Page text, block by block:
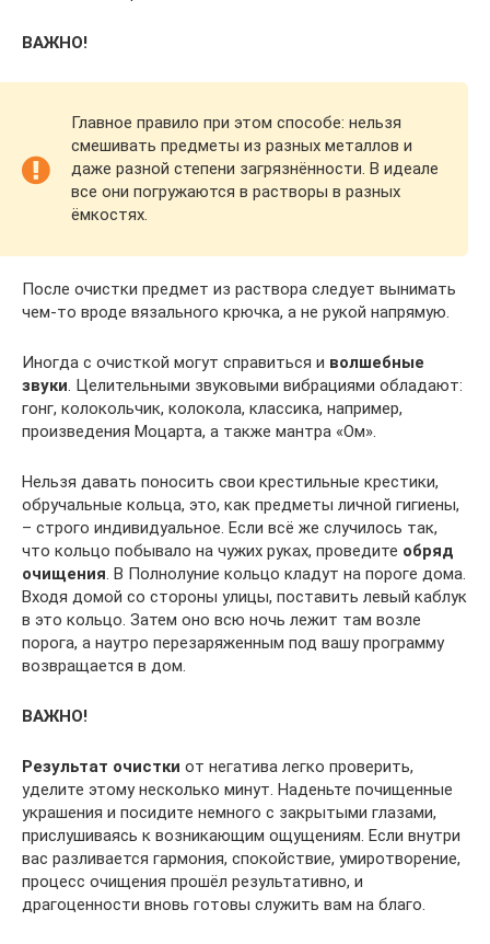
ВАЖНО!
Главное правило при этом способе: нельзя
смешивать предметы из разных металлов и
даже разной степени загрязнённости. В идеале
все они погружаются в растворы в разных
ёмкостях.
После очистки предмет из раствора следует вынимать
чем-то вроде вязального крючка, а не рукой напрямую.
Иногда с очисткой могут справиться и волшебные
звуки. Целительными звуковыми вибрациями обладают:
гонг, колокольчик, колокола, классика, например,
произведения Моцарта, а также мантра «Ом».
Нельзя давать поносить свои крестильные крестики,
обручальные кольца, это, как предметы личной гигиены,
– строго индивидуальное. Если всё же случилось так,
что кольцо побывало на чужих руках, проведите обряд
очищения. В Полнолуние кольцо кладут на пороге дома.
Входя домой со стороны улицы, поставить левый каблук
в это кольцо. Затем оно всю ночь лежит там возле
порога, а наутро перезаряженным под вашу программу
возвращается в дом.
ВАЖНО!
Результат очистки от негатива легко проверить,
уделите этому несколько минут. Наденьте почищенные
украшения и посидите немного с закрытыми глазами,
прислушиваясь к возникающим ощущениям. Если внутри
вас разливается гармония, спокойствие, умиротворение,
процесс очищения прошёл результативно, и
драгоценности вновь готовы служить вам на благо.